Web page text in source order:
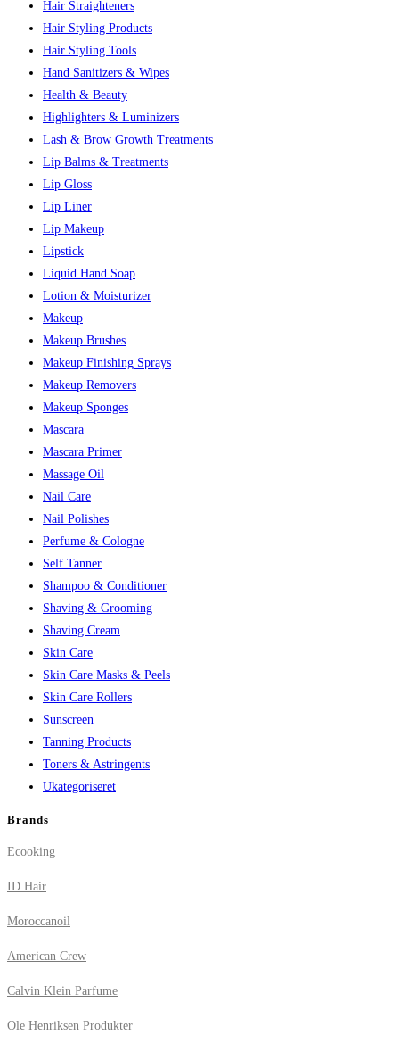
Hair Straighteners
Hair Styling Products
Hair Styling Tools
Hand Sanitizers & Wipes
Health & Beauty
Highlighters & Luminizers
Lash & Brow Growth Treatments
Lip Balms & Treatments
Lip Gloss
Lip Liner
Lip Makeup
Lipstick
Liquid Hand Soap
Lotion & Moisturizer
Makeup
Makeup Brushes
Makeup Finishing Sprays
Makeup Removers
Makeup Sponges
Mascara
Mascara Primer
Massage Oil
Nail Care
Nail Polishes
Perfume & Cologne
Self Tanner
Shampoo & Conditioner
Shaving & Grooming
Shaving Cream
Skin Care
Skin Care Masks & Peels
Skin Care Rollers
Sunscreen
Tanning Products
Toners & Astringents
Ukategoriseret
Brands
Ecooking
ID Hair
Moroccanoil
American Crew
Calvin Klein Parfume
Ole Henriksen Produkter